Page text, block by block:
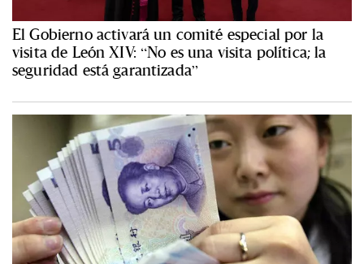
El Gobierno activará un comité especial por la
visita de León XIV: “No es una visita política; la
seguridad está garantizada”